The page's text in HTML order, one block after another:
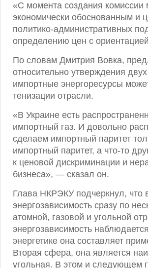
«С момента создания
экономически обоснованным и
политико-административных
определению цен с
По словам Дмитрия Вовка,
относительно утверждения
импортные энергоресурсы
тенизации отрасли.
«В Украине есть
импортный газ. И довольно
сделаем импортный паритет
импортный паритет, а что-то
к ценовой дискриминации и
бизнеса», — сказал он.
Глава НКРЭКУ подчеркнул, что
энергозависимость сразу по
атомной, газовой и угольной
энергозависимость
энергетике она составляет
Вторая сфера, она является
угольная. В этом и следующем